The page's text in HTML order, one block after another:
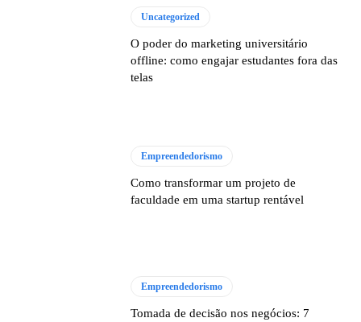
Uncategorized
O poder do marketing universitário
offline: como engajar estudantes fora das
telas
Empreendedorismo
Como transformar um projeto de
faculdade em uma startup rentável
Empreendedorismo
Tomada de decisão nos negócios: 7